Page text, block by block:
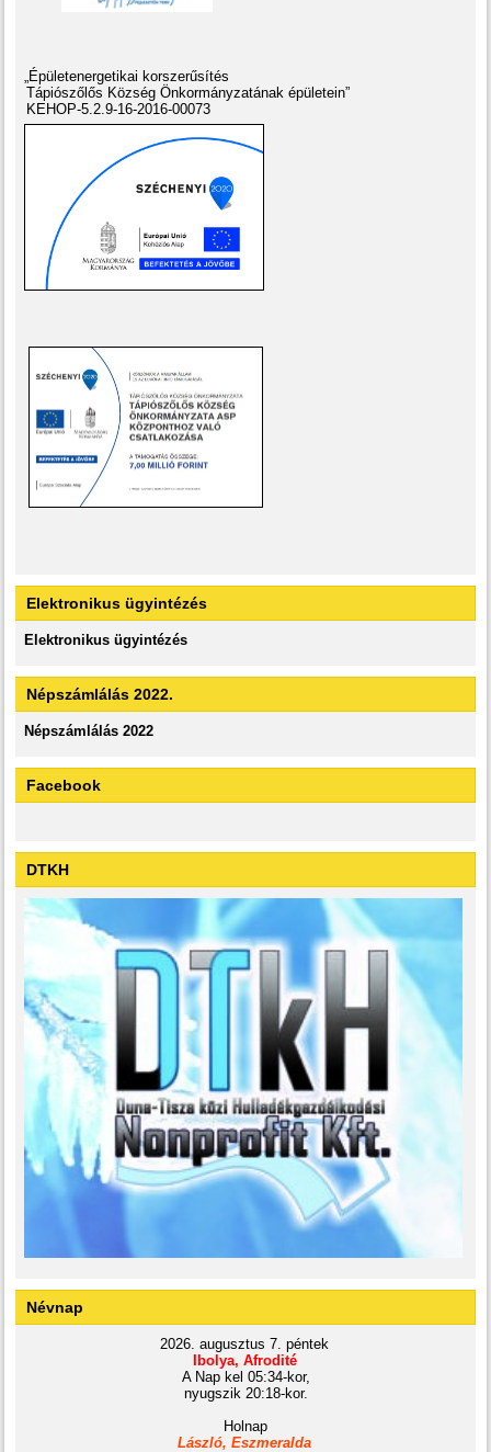
„Épületenergetikai korszerűsítés
Tápiószőlős Község Önkormányzatának épületein”
KEHOP-5.2.9-16-2016-00073
Elektronikus ügyintézés
Elektronikus ügyintézés
Népszámlálás 2022.
Népszámlálás 2022
Facebook
DTKH
Névnap
2026. augusztus 7. péntek
Ibolya, Afrodité
A Nap kel 05:34-kor,
nyugszik 20:18-kor.
Holnap
László, Eszmeralda